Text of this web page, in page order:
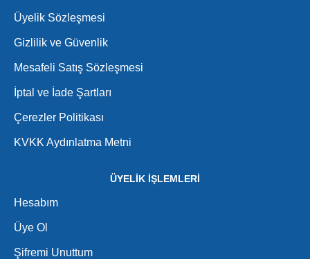
Üyelik Sözleşmesi
Gizlilik ve Güvenlik
Mesafeli Satış Sözleşmesi
İptal ve İade Şartları
Çerezler Politikası
KVKK Aydınlatma Metni
ÜYELİK İŞLEMLERİ
Hesabım
Üye Ol
Şifremi Unuttum